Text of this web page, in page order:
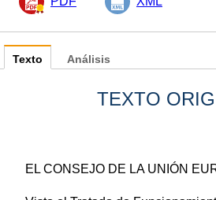
Texto
TEXTO
EL CONSEJO DE LA UNIÓN
Análisis